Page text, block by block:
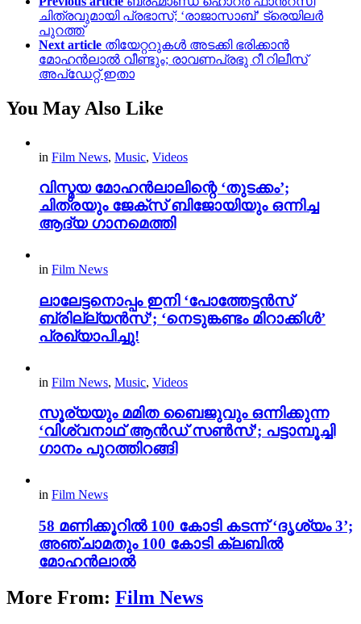
ചിത്രവുമായി പ്രഭാസ്; ‘രാജാസാബ്’ ട്രെയിലർ
പുറത്ത്
Next article തിയേറ്ററുകൾ അടക്കി ഭരിക്കാൻ
മോഹൻലാൽ വീണ്ടും; രാവണപ്രഭു റീ റിലീസ്
അപ്ഡേറ്റ് ഇതാ
You May Also Like
in Film News, Music, Videos
വിസ്മയ മോഹൻലാലിന്റെ ‘തുടക്കം’;
ചിത്രയും ജേക്സ് ബിജോയിയും ഒന്നിച്ച
ആദ്യ ഗാനമെത്തി
in Film News
ലാലേട്ടനൊപ്പം ഇനി ‘പോത്തേട്ടൻസ്
ബ്രില്ല്യൻസ്’; ‘നെടുങ്കണ്ടം മിറാക്കിൾ’
പ്രഖ്യാപിച്ചു!
in Film News, Music, Videos
സൂര്യയും മമിത ബൈജുവും ഒന്നിക്കുന്ന
‘വിശ്വനാഥ് ആൻഡ് സൺസ്’; പട്ടാമ്പൂച്ചി
ഗാനം പുറത്തിറങ്ങി
in Film News
58 മണിക്കൂറിൽ 100 കോടി കടന്ന് ‘ദൃശ്യം 3’;
അഞ്ചാമതും 100 കോടി ക്ലബിൽ
മോഹൻലാൽ
More From: Film News